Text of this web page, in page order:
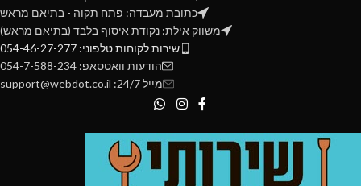
כתובת מעבדה: פתח תקוה - בתיאם מראש
משווק אילת: נקודת איסוף בלבד (בתיאם מראש)
שירות לקוחות טלפוני: 054-46-27-277
הודעות וואטסאפ: 054-7-588-234
מייל 24/7: support@webdot.co.il